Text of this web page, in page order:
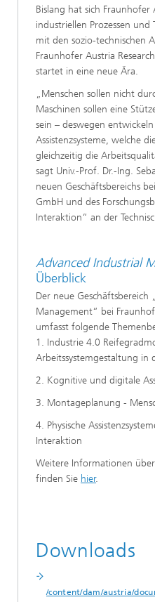
Bislang hat sich
industriellen Prozessen
mit den sozio-technischen
Fraunhofer Austria
startet in eine neue Ära.
„Menschen sollen nicht
Maschinen sollen eine
sein – deswegen
Assistenzsysteme, welche
gleichzeitig die
sagt Univ.-Prof. Dr.-Ing.
neuen Geschäftsbereichs
GmbH und des
Interaktion“ an der
Advanced Industrial
Überblick
Der neue Geschäftsbereich
Management“ bei
umfasst folgende
1. Industrie 4.0
Arbeitssystemgestaltung in
2. Kognitive und digitale
3. Montageplanung -
4. Physische
Interaktion
Weitere Informationen
finden Sie hier.
Downloads
/content/dam/austria/